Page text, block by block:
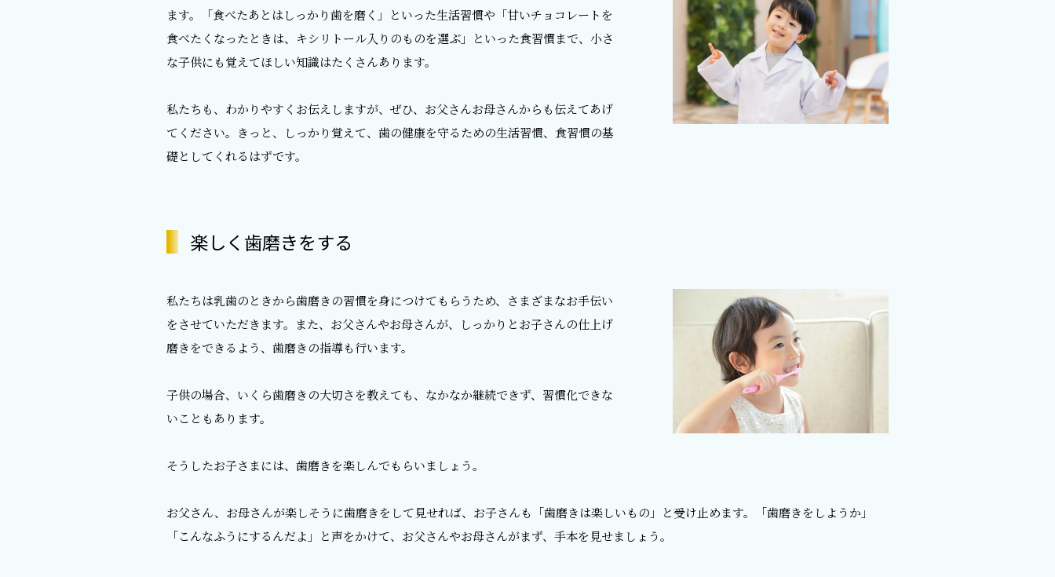
ます。「食べたあとはしっかり歯を磨く」といった生活習慣や「甘いチョコレートを
食べたくなったときは、キシリトール入りのものを選ぶ」といった食習慣まで、小さ
な子供にも覚えてほしい知識はたくさんあります。
私たちも、わかりやすくお伝えしますが、ぜひ、お父さんお母さんからも伝えてあげ
てください。きっと、しっかり覚えて、歯の健康を守るための生活習慣、食習慣の基
礎としてくれるはずです。
楽しく歯磨きをする
私たちは乳歯のときから歯磨きの習慣を身につけてもらうため、さまざまなお手伝い
をさせていただきます。また、お父さんやお母さんが、しっかりとお子さんの仕上げ
磨きをできるよう、歯磨きの指導も行います。
子供の場合、いくら歯磨きの大切さを教えても、なかなか継続できず、習慣化できな
いこともあります。
そうしたお子さまには、歯磨きを楽しんでもらいましょう。
お父さん、お母さんが楽しそうに歯磨きをして見せれば、お子さんも「歯磨きは楽しいもの」と受け止めます。「歯磨きをしようか」
「こんなふうにするんだよ」と声をかけて、お父さんやお母さんがまず、手本を見せましょう。